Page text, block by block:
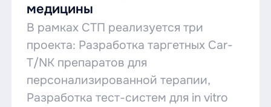
медицины
В рамках СТП реализуется три
проекта: Разработка таргетных Car-
T/NK препаратов для
персонализированной терапии,
Разработка тест-систем для in vitro